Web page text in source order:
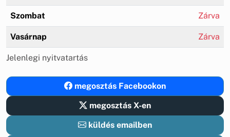
Szombat Zárva
Vasárnap Zárva
Jelenlegi nyitvatartás
megosztás Facebookon
megosztás X-en
küldés emailben